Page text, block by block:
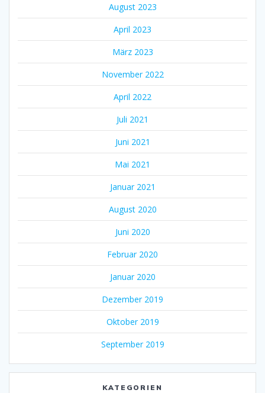
August 2023
April 2023
März 2023
November 2022
April 2022
Juli 2021
Juni 2021
Mai 2021
Januar 2021
August 2020
Juni 2020
Februar 2020
Januar 2020
Dezember 2019
Oktober 2019
September 2019
KATEGORIEN